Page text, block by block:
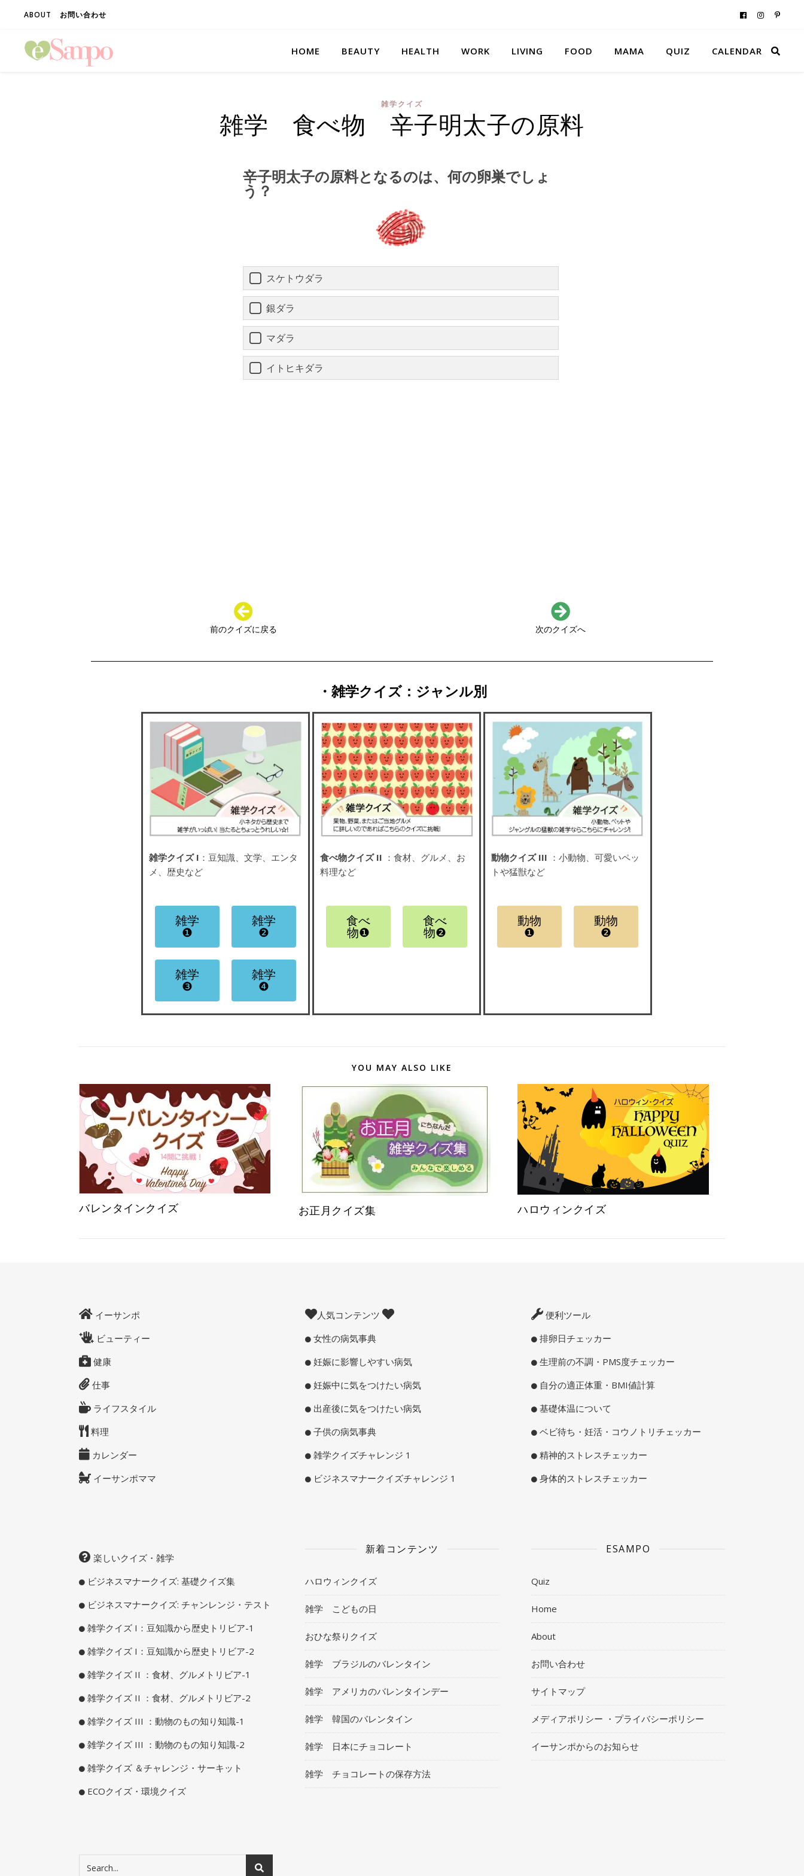
ABOUT お問い合わせ
HOME BEAUTY HEALTH WORK LIVING FOOD MAMA QUIZ CALENDAR
雑学クイズ
雑学 食べ物 辛子明太子の原料
辛子明太子の原料となるのは、何の卵巣でしょ
う？
スケトウダラ
銀ダラ
マダラ
イトヒキダラ
前のクイズに戻る 次のクイズへ
・雑学クイズ：ジャンル別
雑学クイズ I ：豆知識、文学、エンタ
メ、歴史など
雑学
❶
雑学
❷
雑学
❸
雑学
❹
食べ物クイズ II ：食材、グルメ、お
料理など
食べ
物❶
食べ
物❷
動物クイズ III ：小動物、可愛いペッ
トや猛獣など
動物
❶
動物
❷
YOU MAY ALSO LIKE
バレンタインクイズ お正月クイズ集 ハロウィンクイズ
イーサンポ
ビューティー
健康
仕事
ライフスタイル
料理
カレンダー
イーサンポママ
人気コンテンツ
女性の病気事典
妊娠に影響しやすい病気
妊娠中に気をつけたい病気
出産後に気をつけたい病気
子供の病気事典
雑学クイズチャレンジ 1
ビジネスマナークイズチャレンジ 1
便利ツール
排卵日チェッカー
生理前の不調・PMS度チェッカー
自分の適正体重・BMI値計算
基礎体温について
ベビ待ち・妊活・コウノトリチェッカー
精神的ストレスチェッカー
身体的ストレスチェッカー
楽しいクイズ・雑学
ビジネスマナークイズ: 基礎クイズ集
ビジネスマナークイズ: チャンレンジ・テスト
雑学クイズ I：豆知識から歴史トリビア-1
雑学クイズ I：豆知識から歴史トリビア-2
雑学クイズ II ：食材、グルメトリビア-1
雑学クイズ II ：食材、グルメトリビア-2
雑学クイズ III ：動物のもの知り知識-1
雑学クイズ III ：動物のもの知り知識-2
雑学クイズ ＆チャレンジ・サーキット
ECOクイズ・環境クイズ
新着コンテンツ
ハロウィンクイズ
雑学 こどもの日
おひな祭りクイズ
雑学 ブラジルのバレンタイン
雑学 アメリカのバレンタインデー
雑学 韓国のバレンタイン
雑学 日本にチョコレート
雑学 チョコレートの保存方法
ESAMPO
Quiz
Home
About
お問い合わせ
サイトマップ
メディアポリシー ・プライバシーポリシー
イーサンポからのお知らせ